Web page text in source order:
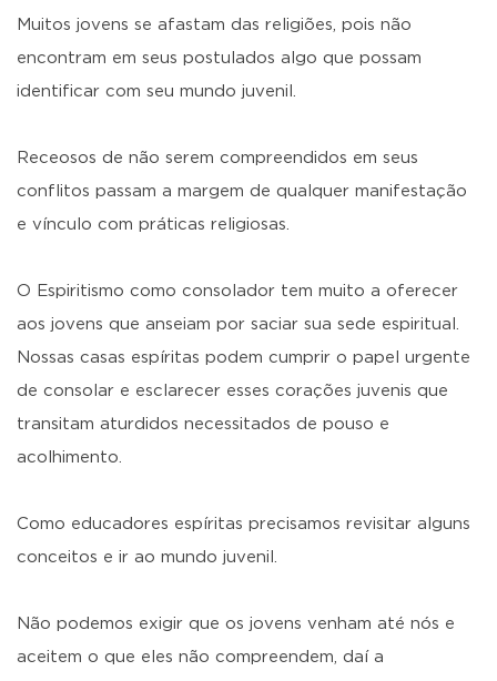
Muitos jovens se afastam das religiões, pois não
encontram em seus postulados algo que possam
identificar com seu mundo juvenil.
Receosos de não serem compreendidos em seus
conflitos passam a margem de qualquer manifestação
e vínculo com práticas religiosas.
O Espiritismo como consolador tem muito a oferecer
aos jovens que anseiam por saciar sua sede espiritual.
Nossas casas espíritas podem cumprir o papel urgente
de consolar e esclarecer esses corações juvenis que
transitam aturdidos necessitados de pouso e
acolhimento.
Como educadores espíritas precisamos revisitar alguns
conceitos e ir ao mundo juvenil.
Não podemos exigir que os jovens venham até nós e
aceitem o que eles não compreendem, daí a